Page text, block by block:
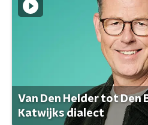
Van Den Helder tot Den
Katwijks dialect